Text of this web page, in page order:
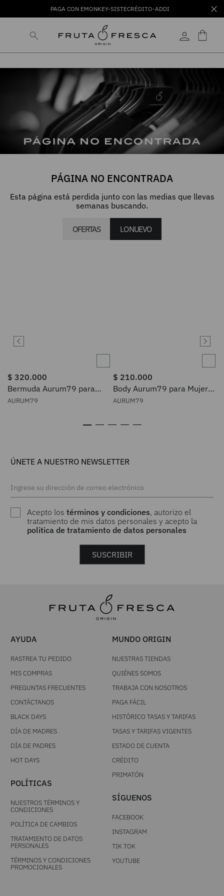
PAGA CON EMONKEY-SISTECRÉDITO-ADDI
PÁGINA NO ENCONTRADA
Esta página está perdida junto con las medias que llevas
semanas buscando.
OFERTAS LO NUEVO
$ 320.000
Bermuda Aurum79 para
Hombre 198
AURUM79
$ 210.000
Body Aurum79 para Mujer
203
AURUM79
ÚNETE A NUESTRO NEWSLETTER
Acepto lostérminos y condiciones, autorizo el
tratamiento de mis datos personales y acepto la
politica de tratamiento de datos personales
SUSCRIBIR
AYUDA
RASTREA TU PEDIDO
MIS COMPRAS
PREGUNTAS FRECUENTES
CONTÁCTANOS
BLACK DAYS
DÍA DE MADRES
DÍA DE PADRES
HOT DAYS
POLÍTICAS
NUESTROS TÉRMINOS Y
CONDICIONES
POLÍTICA DE CAMBIOS
TRATAMIENTO DE DATOS
PERSONALES
TÉRMINOS Y CONDICIONES
PROMOCIONALES
MUNDO ORIGIN
NUESTRAS TIENDAS
QUIÉNES SOMOS
TRABAJA CON NOSOTROS
PAGA FÁCIL
HISTÓRICO TASAS Y TARIFAS
TASAS Y TARIFAS VIGENTES
ESTADO DE CUENTA
CRÉDITO
PRIMATÓN
SÍGUENOS
FACEBOOK
INSTAGRAM
TIK TOK
YOUTUBE